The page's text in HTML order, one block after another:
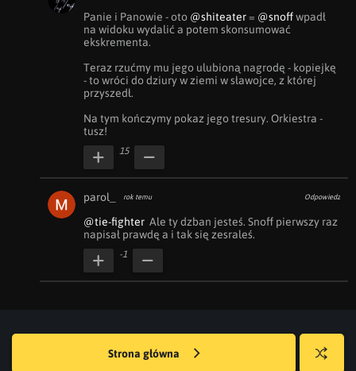
Panie i Panowie - oto @shiteater = @snoff wpadł
na widoku wydalić a potem skonsumować
ekskrementa.
Teraz rzućmy mu jego ulubioną nagrodę - kopiejkę
- to wróci do dziury w ziemi w sławojce, z której
przyszedł.
Na tym kończymy pokaz jego tresury. Orkiestra -
tusz!
15
parol_ rok temu Odpowiedz
@tie-fighter
  Ale ty dzban jesteś. Snoff pierwszy raz
napisał prawdę a i tak się zesraleś.
-1
Strona główna